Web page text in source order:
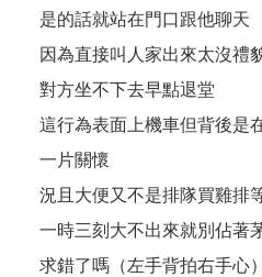
是的話就站在門口跟他聊天
因為直接叫人家出來太沒禮
對方坐不下去早點退堂
這行為表面上機車但背後是
一片關懷
況且大便又不是排隊買雞排
一時三刻大不出來就別佔著
求錯了嗎（左手背拍右手心）